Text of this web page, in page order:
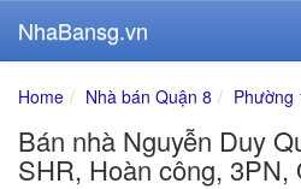
NhaBansg.vn
Home Nhà bán Quận 8 Phường
Bán nhà Nguyễn Duy
SHR, Hoàn công, 3PN,